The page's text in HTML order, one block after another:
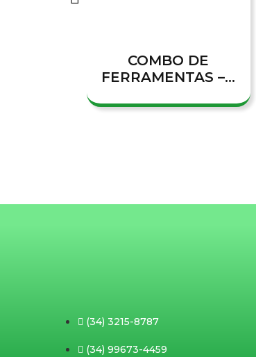
COMBO DE
FERRAMENTAS –...
(34) 3215-8787
(34) 99673-4459